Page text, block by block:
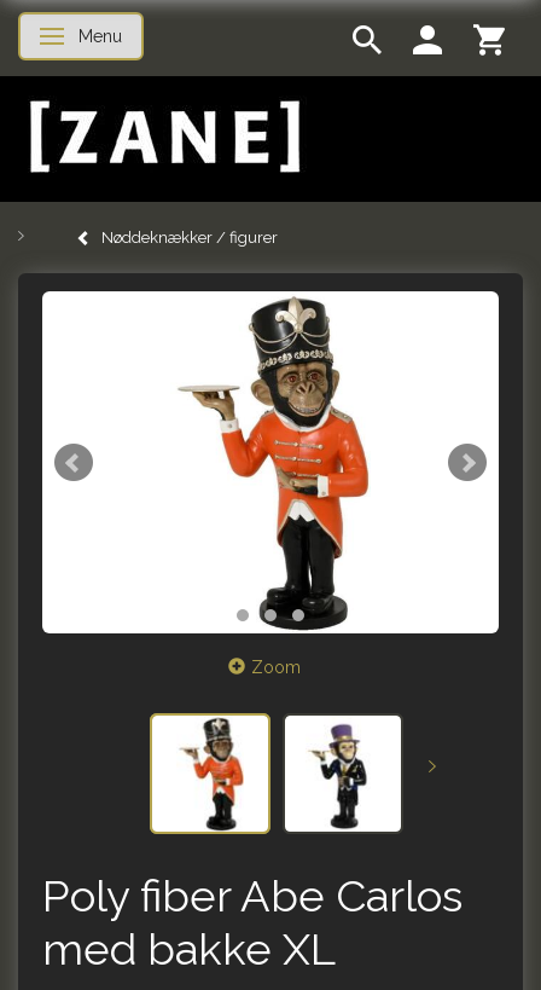
Skifte navigation
Menu
Nøddeknækker / figurer
Zoom
Poly fiber Abe Carlos
med bakke XL